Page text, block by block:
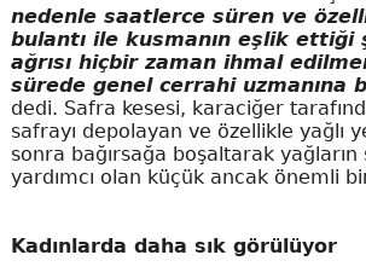
nedenle saatlerce süren ve
bulantı ile kusmanın eşlik ettiği
ağrısı hiçbir zaman ihmal
sürede genel cerrahi uzmanına
dedi. Safra kesesi, karaciğer
safrayı depolayan ve özellikle yağlı
sonra bağırsağa boşaltarak
yardımcı olan küçük ancak önemli
Kadınlarda daha sık görülüyor